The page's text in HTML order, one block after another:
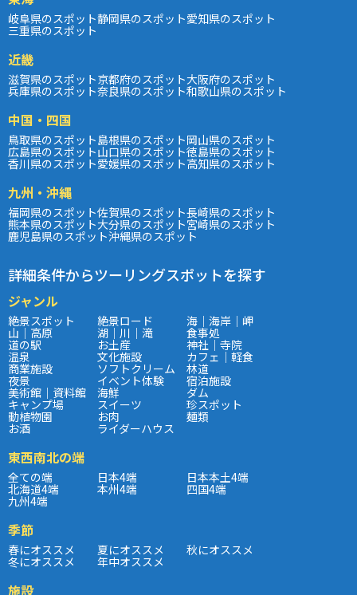
岐阜県のスポット静岡県のスポット愛知県のスポット
三重県のスポット
近畿
滋賀県のスポット京都府のスポット大阪府のスポット
兵庫県のスポット奈良県のスポット和歌山県のスポット
中国・四国
鳥取県のスポット島根県のスポット岡山県のスポット
広島県のスポット山口県のスポット徳島県のスポット
香川県のスポット愛媛県のスポット高知県のスポット
九州・沖縄
福岡県のスポット佐賀県のスポット長崎県のスポット
熊本県のスポット大分県のスポット宮崎県のスポット
鹿児島県のスポット沖縄県のスポット
詳細条件からツーリングスポットを探す
ジャンル
絶景スポット 絶景ロード 海｜海岸｜岬
山｜高原 湖｜川｜滝 食事処
道の駅 お土産 神社｜寺院
温泉 文化施設 カフェ｜軽食
商業施設 ソフトクリーム 林道
夜景 イベント体験 宿泊施設
美術館｜資料館 海鮮 ダム
キャンプ場 スイーツ 珍スポット
動植物園 お肉 麺類
お酒 ライダーハウス
東西南北の端
全ての端 日本4端 日本本土4端
北海道4端 本州4端 四国4端
九州4端
季節
春にオススメ 夏にオススメ 秋にオススメ
冬にオススメ 年中オススメ
施設